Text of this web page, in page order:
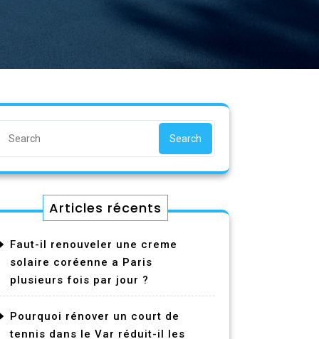
Search
Articles récents
Faut-il renouveler une creme
solaire coréenne a Paris
plusieurs fois par jour ?
Pourquoi rénover un court de
tennis dans le Var réduit-il les